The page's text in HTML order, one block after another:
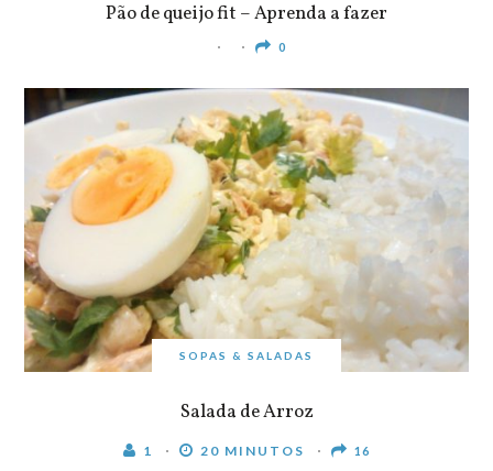
Pão de queijo fit – Aprenda a fazer
0
SOPAS & SALADAS
Salada de Arroz
1 20 MINUTOS 16